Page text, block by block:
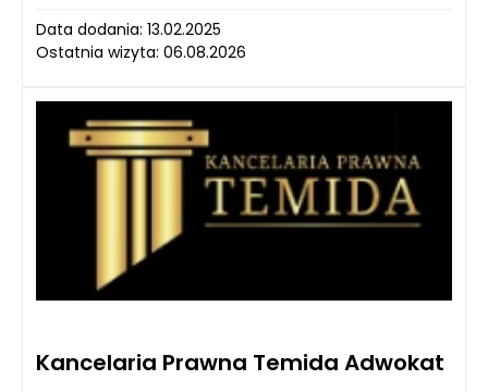
Data dodania: 13.02.2025
Ostatnia wizyta: 06.08.2026
Kancelaria Prawna Temida Adwokat